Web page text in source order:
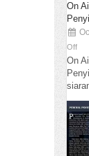
On
Off
On